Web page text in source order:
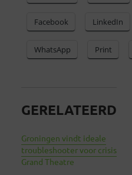
Facebook LinkedIn
WhatsApp Print
GERELATEERD
Groningen vindt ideale
troubleshooter voor crisis
Grand Theatre